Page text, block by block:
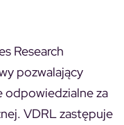
Research
pozwalający
odpowiedzialne za
VDRL zastępuje